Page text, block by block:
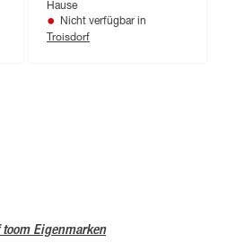
Hause
Nicht verfügbar in
Troisdorf
Eigenmarken